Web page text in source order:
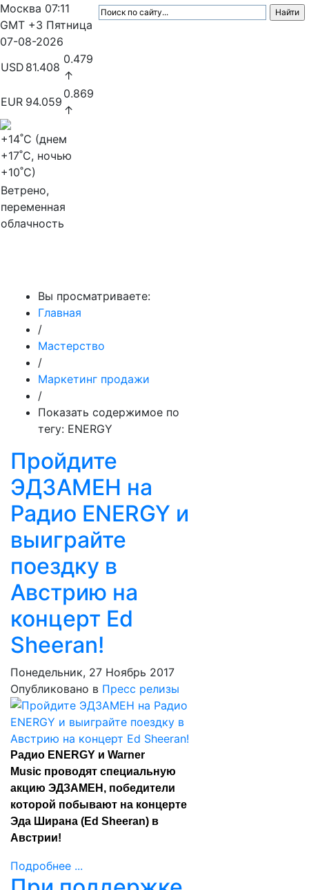
Москва 07:11
GMT +3 Пятница
07-08-2026
USD 81.408
0.479
↑
EUR 94.059
0.869
↑
+14˚C (днем
+17˚C, ночью
+10˚C)
Ветрено,
переменная
облачность
Вы просматриваете:
Главная
/
Мастерство
/
Маркетинг продажи
/
Показать содержимое по
тегу: ENERGY
Пройдите
ЭДЗАМЕН на
Радио ENERGY и
выиграйте
поездку в
Австрию на
концерт Ed
Sheeran!
Понедельник, 27 Ноябрь 2017
Опубликовано в Пресс релизы
Радио ENERGY и Warner
Music проводят специальную
акцию ЭДЗАМЕН, победители
которой побывают на концерте
Эда Ширана (Ed Sheeran) в
Австрии!
Подробнее ...